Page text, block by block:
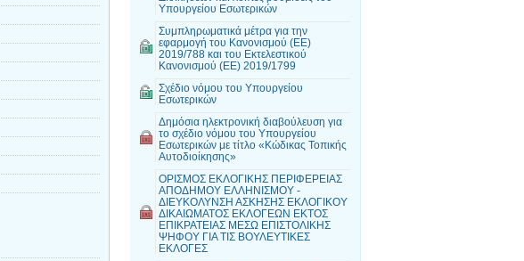
Υπουργείου Εσωτερικών
Συμπληρωματικά μέτρα για την
εφαρμογή του Κανονισμού (ΕΕ)
2019/788 και του Εκτελεστικού
Κανονισμού (ΕΕ) 2019/1799
Σχέδιο νόμου του Υπουργείου
Εσωτερικών
Δημόσια ηλεκτρονική διαβούλευση για
το σχέδιο νόμου του Υπουργείου
Εσωτερικών με τίτλο «Κώδικας Τοπικής
Αυτοδιοίκησης»
ΟΡΙΣΜΟΣ ΕΚΛΟΓΙΚΗΣ ΠΕΡΙΦΕΡΕΙΑΣ
ΑΠΟΔΗΜΟΥ ΕΛΛΗΝΙΣΜΟΥ -
ΔΙΕΥΚΟΛΥΝΣΗ ΑΣΚΗΣΗΣ ΕΚΛΟΓΙΚΟΥ
ΔΙΚΑΙΩΜΑΤΟΣ ΕΚΛΟΓΕΩΝ ΕΚΤΟΣ
ΕΠΙΚΡΑΤΕΙΑΣ ΜΕΣΩ ΕΠΙΣΤΟΛΙΚΗΣ
ΨΗΦΟΥ ΓΙΑ ΤΙΣ ΒΟΥΛΕΥΤΙΚΕΣ
ΕΚΛΟΓΕΣ